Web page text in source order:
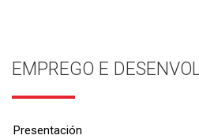
EMPREGO E
Presentación